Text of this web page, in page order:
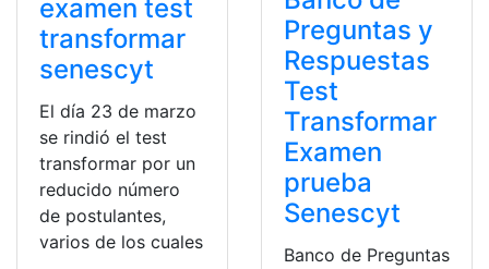
examen test
transformar
senescyt
El día 23 de marzo
se rindió el test
transformar por un
reducido número
de postulantes,
varios de los cuales
Preguntas y
Respuestas
Test
Transformar
Examen
prueba
Senescyt
Banco de Preguntas